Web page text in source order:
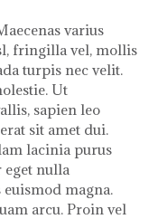
varius
fringilla vel, mollis
turpis nec velit.
Ut
sapien leo
sit amet dui.
lacinia purus
eget nulla
magna.
arcu. Proin vel